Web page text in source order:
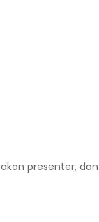
presenter,